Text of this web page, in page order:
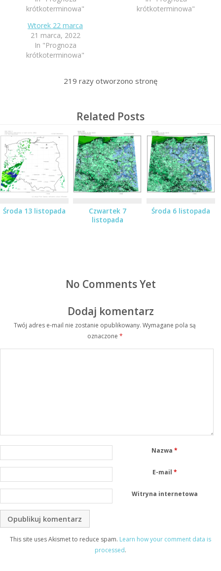
krótkoterminowa"
krótkoterminowa"
Wtorek 22 marca
21 marca, 2022
In "Prognoza
krótkoterminowa"
219 razy otworzono stronę
Related Posts
Środa 13 listopada
Czwartek 7
listopada
Środa 6 listopada
No Comments Yet
Dodaj komentarz
Twój adres e-mail nie zostanie opublikowany. Wymagane pola są
oznaczone *
Nazwa*
E-mail *
Witryna internetowa
This site uses Akismet to reduce spam. Learn how your comment data is
processed.